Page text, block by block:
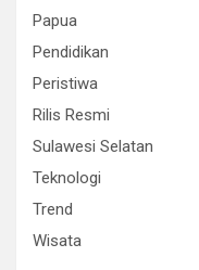
Papua
Pendidikan
Peristiwa
Rilis Resmi
Sulawesi Selatan
Teknologi
Trend
Wisata